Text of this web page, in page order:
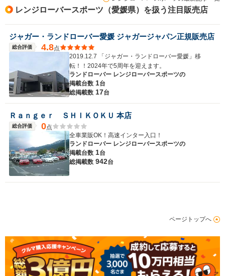
レンジローバースポーツ（愛媛県）を扱う注目販売店
ジャガー・ランドローバー愛媛 ジャガージャパン正規販売店
総合評価 4.8点
2019.12.7 「ジャガー・ランドローバー愛媛」移
転！！2024年で5周年を迎えます。
ランドローバー レンジローバースポーツの
掲載台数 1台
総掲載数 17台
Ｒａｎｇｅｒ ＳＨＩＫＯＫＵ 本店
総合評価 0点
全車業販OK！高速インター入口！
ランドローバー レンジローバースポーツの
掲載台数 1台
総掲載数 942台
ページトップへ